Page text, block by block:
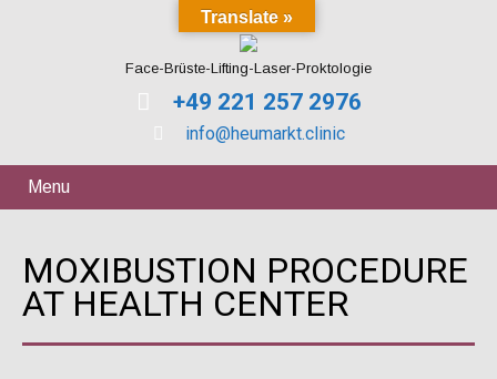
Face-Brüste-Lifting-Laser-Proktologie
+49 221 257 2976
info@heumarkt.clinic
Menu
MOXIBUSTION PROCEDURE
AT HEALTH CENTER
Translate »